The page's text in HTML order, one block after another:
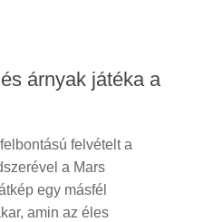
árnyak játéka a
felvételt a
a Mars
egy másfél
amin az éles